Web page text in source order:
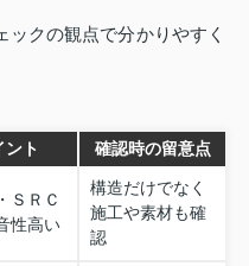
クの観点で分かりやすく
ント 確認時の留意点
ＳＲＣ
性高い
構造だけでなく
施工や素材も確
認